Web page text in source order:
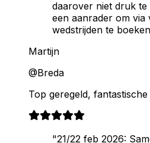
daarover niet druk te
een aanrader om via
wedstrijden te
Martijn
@Breda
Top geregeld,
"21/22 feb 2026: